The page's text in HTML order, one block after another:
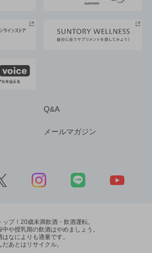
Q&A
メールマガジン
ップ！20歳未満飲酒・飲酒運転。
中や授乳期の飲酒はやめましょう。
はなによりも適量です。
だあとはリサイクル。